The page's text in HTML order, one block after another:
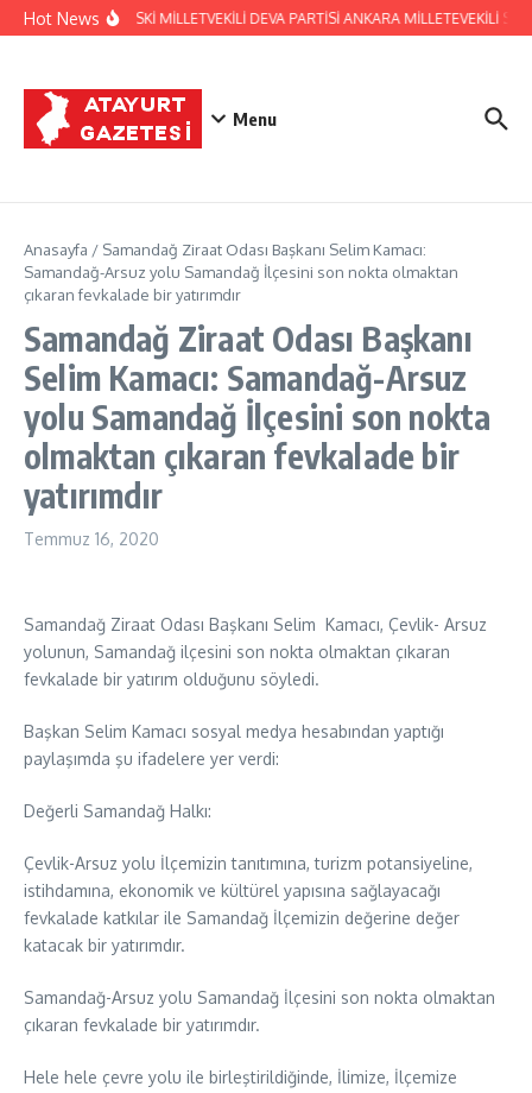
İçeriğe atla
Hot NewsHATAY ESKİ MİLLETVEKİLİ DEVA PARTİSİ ANKARA MİLLETEVEKİLİ
Menu
Anasayfa / Samandağ Ziraat Odası Başkanı Selim Kamacı:
Samandağ-Arsuz yolu Samandağ İlçesini son nokta olmaktan
çıkaran fevkalade bir yatırımdır
Samandağ Ziraat Odası Başkanı
Selim Kamacı: Samandağ-Arsuz
yolu Samandağ İlçesini son nokta
olmaktan çıkaran fevkalade bir
yatırımdır
Temmuz 16, 2020
Samandağ Ziraat Odası Başkanı Selim Kamacı, Çevlik- Arsuz
yolunun, Samandağ ilçesini son nokta olmaktan çıkaran
fevkalade bir yatırım olduğunu söyledi.
Başkan Selim Kamacı sosyal medya hesabından yaptığı
paylaşımda şu ifadelere yer verdi:
Değerli Samandağ Halkı:
Çevlik-Arsuz yolu İlçemizin tanıtımına, turizm potansiyeline,
istihdamına, ekonomik ve kültürel yapısına sağlayacağı
fevkalade katkılar ile Samandağ İlçemizin değerine değer
katacak bir yatırımdır.
Samandağ-Arsuz yolu Samandağ İlçesini son nokta olmaktan
çıkaran fevkalade bir yatırımdır.
Hele hele çevre yolu ile birleştirildiğinde, İlimize, İlçemize